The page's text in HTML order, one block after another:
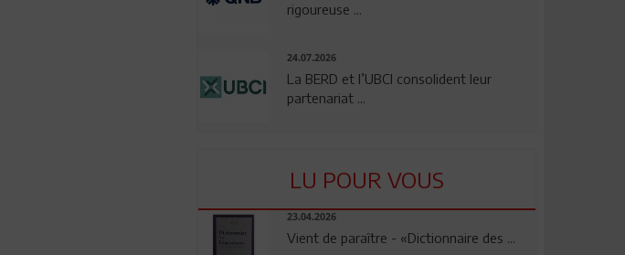
rigoureuse ...
24.07.2026
La BERD et l’UBCI consolident leur
partenariat ...
LU POUR VOUS
23.04.2026
Vient de paraître - «Dictionnaire des ...